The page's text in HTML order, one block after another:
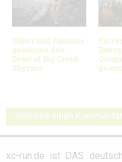
Elliott und Pannone
gewinnen den
Beast of Big Creek
Skyrace
Schreibe einen Kommentar
xc-run.de ist DAS